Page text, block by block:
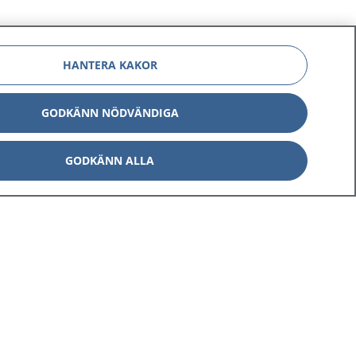
HANTERA KAKOR
GODKÄNN NÖDVÄNDIGA
GODKÄNN ALLA